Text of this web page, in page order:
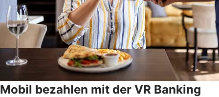
Mobil bezahlen mit der VR Banking